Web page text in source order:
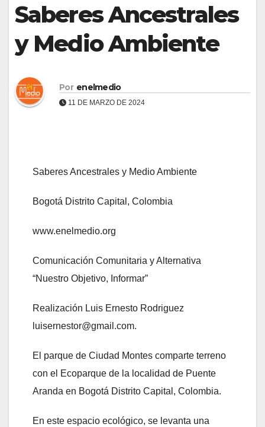
Saberes Ancestrales
y Medio Ambiente
Por enelmedio
11 DE MARZO DE 2024
Saberes Ancestrales y Medio Ambiente
Bogotá Distrito Capital, Colombia
www.enelmedio.org
Comunicación Comunitaria y Alternativa
“Nuestro Objetivo, Informar”
Realización Luis Ernesto Rodriguez
luisernestor@gmail.com.
El parque de Ciudad Montes comparte terreno
con el Ecoparque de la localidad de Puente
Aranda en Bogotá Distrito Capital, Colombia.
En este espacio ecológico, se levanta una